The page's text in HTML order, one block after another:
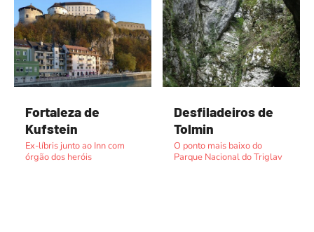
Fortaleza de
Kufstein
Ex-líbris junto ao Inn com
órgão dos heróis
Desfiladeiros de
Tolmin
O ponto mais baixo do
Parque Nacional do Triglav